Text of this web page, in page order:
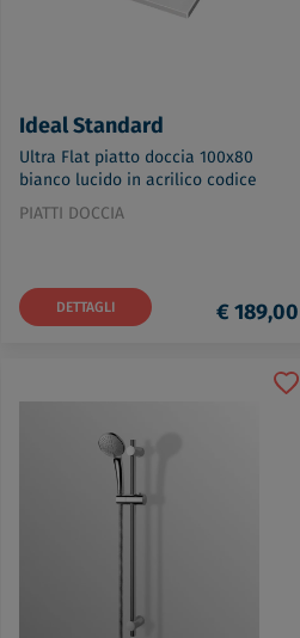
Ideal Standard
Ultra Flat piatto doccia 100x80
bianco lucido in acrilico codice
prod: K518001
PIATTI DOCCIA
DETTAGLI € 189,00